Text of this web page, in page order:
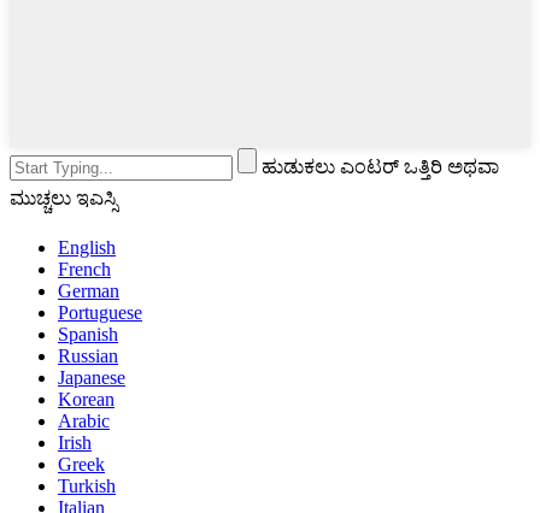
ಹುಡುಕಲು ಎಂಟರ್ ಒತ್ತಿರಿ ಅಥವಾ
ಮುಚ್ಚಲು ಇಎಸ್ಸಿ
English
French
German
Portuguese
Spanish
Russian
Japanese
Korean
Arabic
Irish
Greek
Turkish
Italian